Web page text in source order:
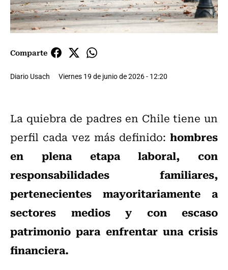
Comparte
Diario Usach Viernes 19 de junio de 2026 - 12:20
La quiebra de padres en Chile tiene un
perfil cada vez más definido: hombres
en plena etapa laboral, con
responsabilidades familiares,
pertenecientes mayoritariamente a
sectores medios y con escaso
patrimonio para enfrentar una crisis
financiera.